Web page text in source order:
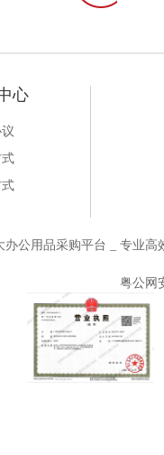
心
办公用品采购平台 _ 专业
粤公网